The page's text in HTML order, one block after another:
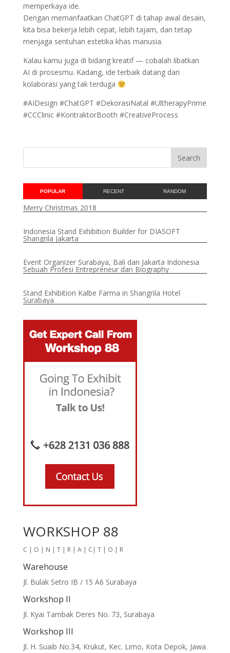
memperkaya ide.
Dengan memanfaatkan ChatGPT di tahap awal desain,
kita bisa bekerja lebih cepat, lebih tajam, dan tetap
menjaga sentuhan estetika khas manusia.
Kalau kamu juga di bidang kreatif — cobalah libatkan
AI di prosesmu. Kadang, ide terbaik datang dari
kolaborasi yang tak terduga
#AIDesign #ChatGPT #DekorasiNatal #UltherapyPrime
#CCClinic #KontraktorBooth #CreativeProcess
POPULAR RECENT RANDOM
Merry Christmas 2018
Indonesia Stand Exhibition Builder for DIASOFT
Shangrila Jakarta
Event Organizer Surabaya, Bali dan Jakarta Indonesia
Sebuah Profesi Entrepreneur dan Biography
Stand Exhibition Kalbe Farma in Shangrila Hotel
Surabaya
WORKSHOP 88
C | O | N | T | R | A | C| T | O | R
Warehouse
Jl. Bulak Setro IB / 15 A6 Surabaya
Workshop II
Jl. Kyai Tambak Deres No. 73, Surabaya
Workshop III
Jl. H. Suaib No.34, Krukut, Kec. Limo, Kota Depok, Jawa